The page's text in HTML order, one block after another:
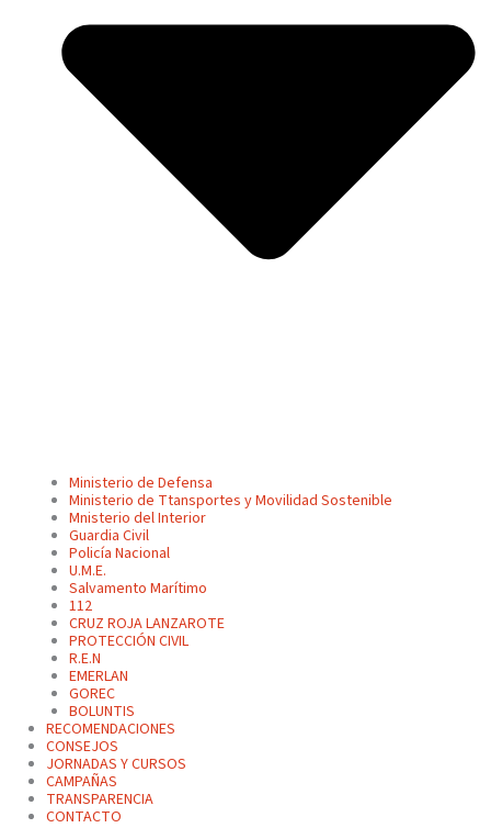
Ministerio de Defensa
Ministerio de Ttansportes y Movilidad Sostenible
Mnisterio del Interior
Guardia Civil
Policía Nacional
U.M.E.
Salvamento Marítimo
112
CRUZ ROJA LANZAROTE
PROTECCIÓN CIVIL
R.E.N
EMERLAN
GOREC
BOLUNTIS
RECOMENDACIONES
CONSEJOS
JORNADAS Y CURSOS
CAMPAÑAS
TRANSPARENCIA
CONTACTO